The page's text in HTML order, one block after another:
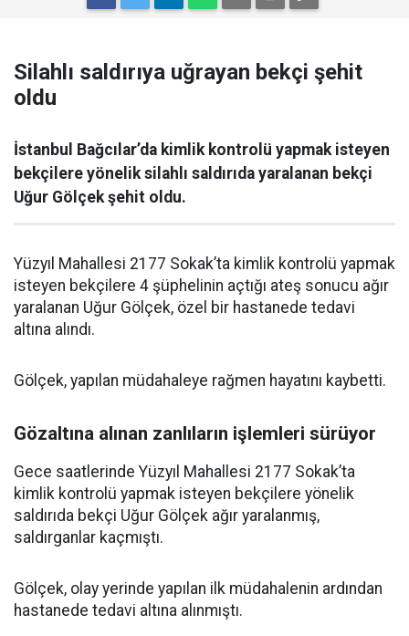
Silahlı saldırıya uğrayan bekçi şehit
oldu
İstanbul Bağcılar’da kimlik kontrolü yapmak isteyen
bekçilere yönelik silahlı saldırıda yaralanan bekçi
Uğur Gölçek şehit oldu.
Yüzyıl Mahallesi 2177 Sokak’ta kimlik kontrolü yapmak
isteyen bekçilere 4 şüphelinin açtığı ateş sonucu ağır
yaralanan Uğur Gölçek, özel bir hastanede tedavi
altına alındı.
Gölçek, yapılan müdahaleye rağmen hayatını kaybetti.
Gözaltına alınan zanlıların işlemleri sürüyor
Gece saatlerinde Yüzyıl Mahallesi 2177 Sokak’ta
kimlik kontrolü yapmak isteyen bekçilere yönelik
saldırıda bekçi Uğur Gölçek ağır yaralanmış,
saldırganlar kaçmıştı.
Gölçek, olay yerinde yapılan ilk müdahalenin ardından
hastanede tedavi altına alınmıştı.